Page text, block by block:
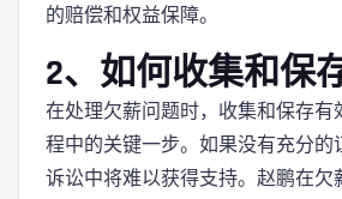
的赔偿和权益保障。
2、如何收集和保
在处理欠薪问题时，收集和保存有
程中的关键一步。如果没有充分的
诉讼中将难以获得支持。赵鹏在欠